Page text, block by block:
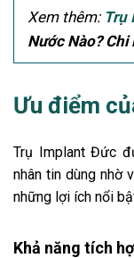
Xem thêm: Trụ
Nước Nào? Chi
Ưu điểm
Trụ Implant Đức
nhân tin dùng nhờ
những lợi ích nổi
Khả năng tích